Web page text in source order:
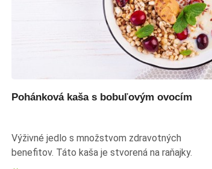
Pohánková kaša s bobuľovým ovocím
Výživné jedlo s množstvom zdravotných
benefitov. Táto kaša je stvorená na raňajky.